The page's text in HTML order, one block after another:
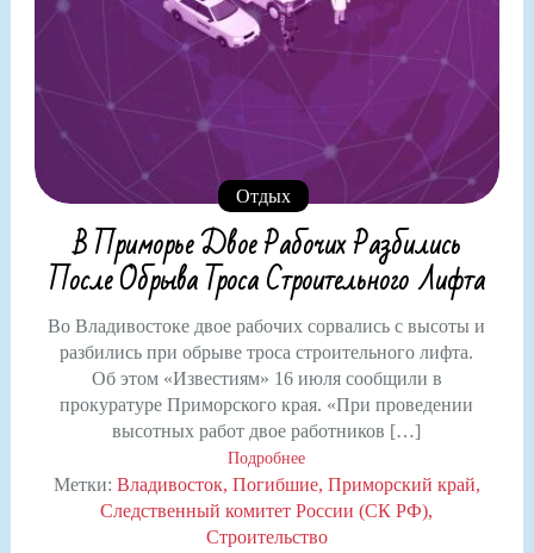
Отдых
В Приморье Двое Рабочих Разбились
После Обрыва Троса Строительного Лифта
Во Владивостоке двое рабочих сорвались с высоты и
разбились при обрыве троса строительного лифта.
Об этом «Известиям» 16 июля сообщили в
прокуратуре Приморского края. «При проведении
высотных работ двое работников […]
Подробнее
Метки: Владивосток Погибшие Приморский край
Следственный комитет России (СК РФ)
Строительство